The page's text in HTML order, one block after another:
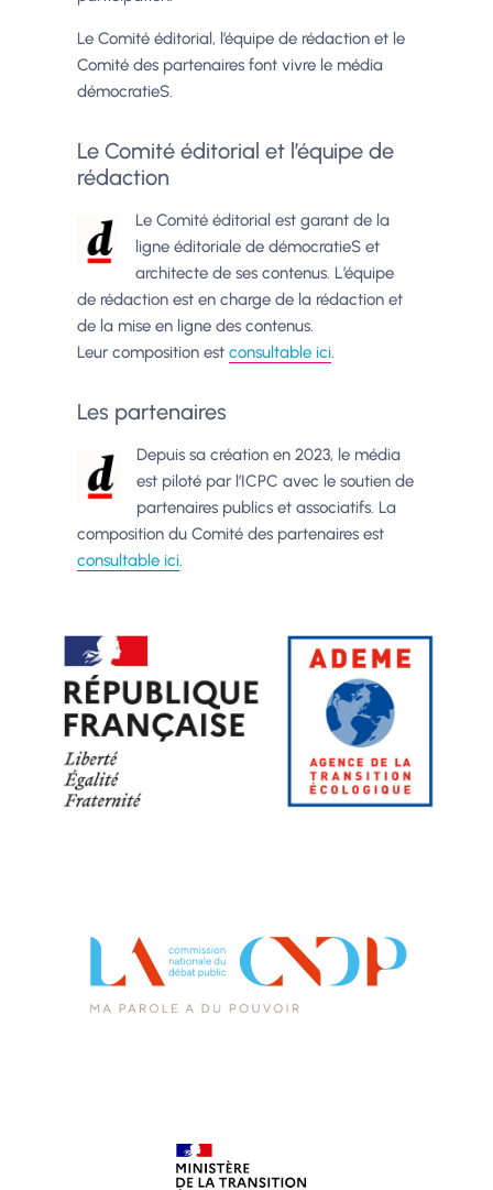
Le Comité éditorial, l’équipe de rédaction et le
Comité des partenaires font vivre le média
démocratieS.
Le Comité éditorial et l’équipe de
rédaction
Le Comité éditorial est garant de la
ligne éditoriale de démocratieS et
architecte de ses contenus. L’équipe
de rédaction est en charge de la rédaction et
de la mise en ligne des contenus.
Leur composition est consultable ici.
Les partenaires
Depuis sa création en 2023, le média
est piloté par l’ICPC avec le soutien de
partenaires publics et associatifs. La
composition du Comité des partenaires est
consultable ici.